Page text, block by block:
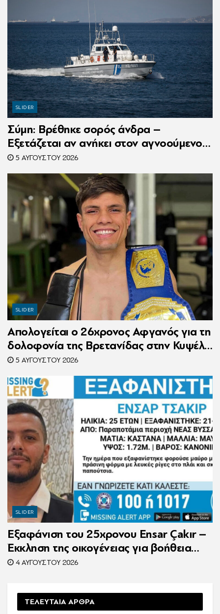
SLIDER
Σύμη: Βρέθηκε σορός άνδρα –
Εξετάζεται αν ανήκει στον αγνοούμενο
Γερμανό τουρίστα
5 ΑΥΓΟΎΣΤΟΥ 2026
SLIDER
Απολογείται ο 26χρονος Αφγανός για τη
δολοφονία της Βρετανίδας στην Κυψέλη
– Η ιστορία του είχε γίνει ντοκιμαντέρ
5 ΑΥΓΟΎΣΤΟΥ 2026
SLIDER
Εξαφάνιση του 25χρονου Ensar Çakır –
Έκκληση της οικογένειας για βοήθεια
στον εντοπισμό του
4 ΑΥΓΟΎΣΤΟΥ 2026
ΤΕΛΕΥΤΑΙΑ ΑΡΘΡΑ